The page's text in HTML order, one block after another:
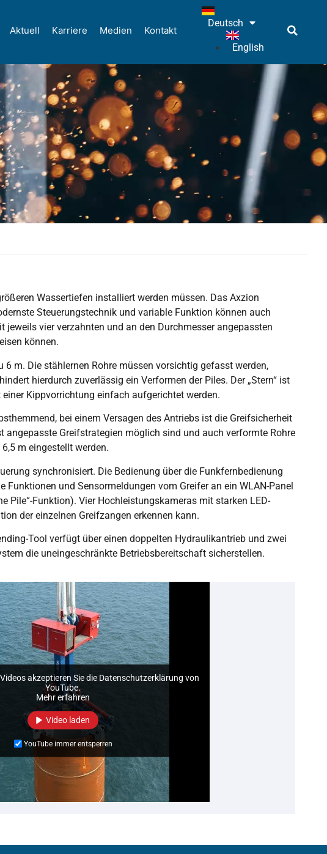
Aktuell Karriere Medien Kontakt
Deutsch
English
Wassertiefen installiert werden müssen. Das Axzion
Steuerungstechnik und variable Funktion können auch
vier verzahnten und an den Durchmesser angepassten
können.
m. Die stählernen Rohre müssen vorsichtig gefasst werden,
hierdurch zuverlässig ein Verformen der Piles. Der „Stern“ ist
Kippvorrichtung einfach aufgerichtet werden.
bei einem Versagen des Antriebs ist die Greifsicherheit
Greifstrategien möglich sind und auch verformte Rohre
m eingestellt werden.
synchronisiert. Die Bedienung über die Funkfernbedienung
und Sensormeldungen vom Greifer an ein WLAN-Panel
Pile“-Funktion). Vier Hochleistungskameras mit starken LED-
der einzelnen Greifzangen erkennen kann.
Tool verfügt über einen doppelten Hydraulikantrieb und zwei
die uneingeschränkte Betriebsbereitschaft sicherstellen.
akzeptieren Sie die Datenschutzerklärung von
YouTube.
Mehr erfahren
Video laden
YouTube immer entsperren